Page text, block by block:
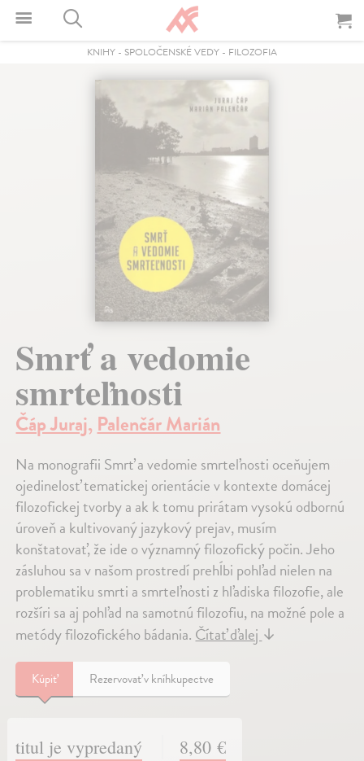
KNIHY - SPOLOČENSKÉ VEDY - FILOZOFIA
Smrť a vedomie
smrteľnosti
Čáp Juraj, Palenčár Marián
Na monografii Smrť a vedomie smrteľnosti oceňujem
ojedinelosť tematickej orientácie v kontexte domácej
filozofickej tvorby a ak k tomu prirátam vysokú odbornú
úroveň a kultivovaný jazykový prejav, musím
konštatovať, že ide o významný filozofický počin. Jeho
zásluhou sa v našom prostredí prehĺbi pohľad nielen na
problematiku smrti a smrteľnosti z hľadiska filozofie, ale
rozšíri sa aj pohľad na samotnú filozofiu, na možné pole a
metódy filozofického bádania.Čítať ďalej↓
Kúpiť Rezervovať v kníhkupectve
titul je vypredaný 8,80 €